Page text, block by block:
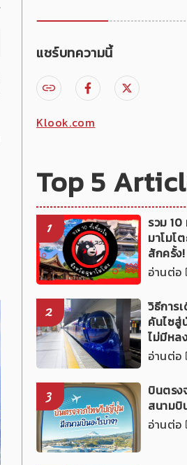
แชร์บทความนี้
Klook.com
Top 5
1
รวม 10
มาโมโ
สักครั้ง!
อ่านต่อ
2
วิธีการ
คันไซสู่
ไม่มีหล
อ่านต่อ
3
บินตรง
สนามบิ
อ่านต่อ